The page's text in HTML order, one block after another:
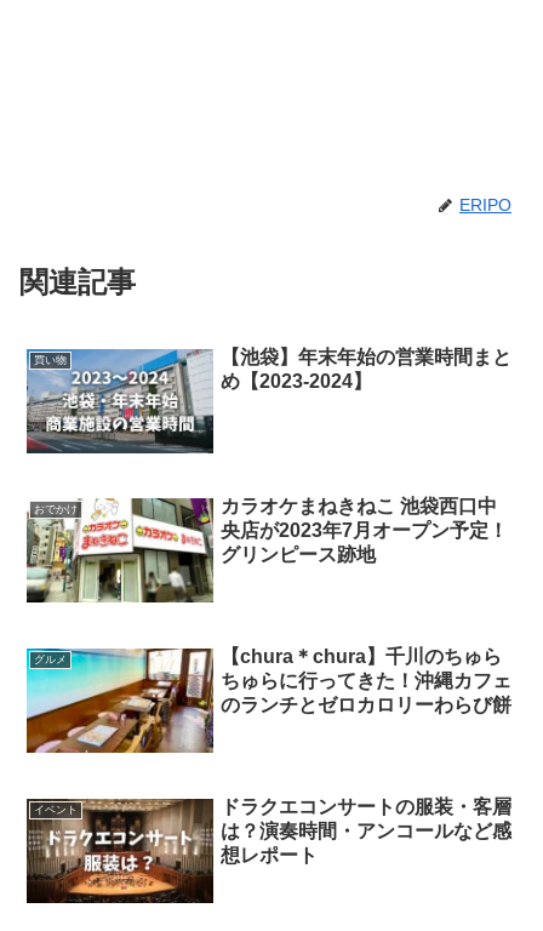
ERIPO
関連記事
買い物
【池袋】年末年始の営業時間まと
め【2023-2024】
おでかけ
カラオケまねきねこ 池袋西口中
央店が2023年7月オープン予定！
グリンピース跡地
グルメ
【chura＊chura】千川のちゅら
ちゅらに行ってきた！沖縄カフェ
のランチとゼロカロリーわらび餅
イベント
ドラクエコンサートの服装・客層
は？演奏時間・アンコールなど感
想レポート